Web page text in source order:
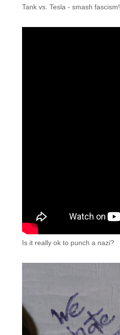
Tank vs. Tesla - smash fascism!
Is it really ok to punch a nazi?